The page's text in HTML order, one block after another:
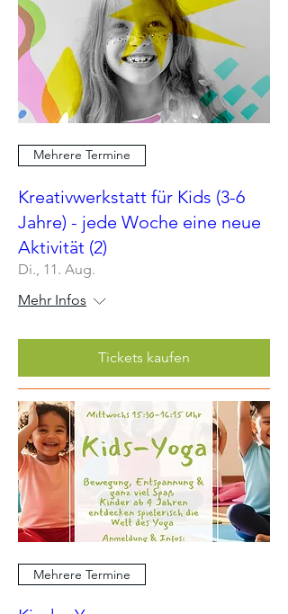
Mehrere Termine
Kreativwerkstatt für Kids (3-6
Jahre) - jede Woche eine neue
Aktivität (2)
Di., 11. Aug.
Mehr Infos
Tickets kaufen
Mehrere Termine